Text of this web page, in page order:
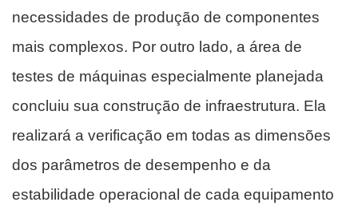
necessidades de produção de componentes
mais complexos. Por outro lado, a área de
testes de máquinas especialmente planejada
concluiu sua construção de infraestrutura. Ela
realizará a verificação em todas as dimensões
dos parâmetros de desempenho e da
estabilidade operacional de cada equipamento